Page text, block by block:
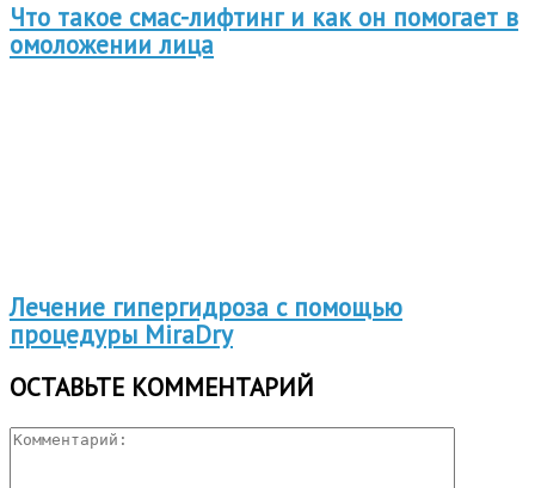
Что такое смас-лифтинг и как он помогает в
омоложении лица
Лечение гипергидроза с помощью
процедуры MiraDry
ОСТАВЬТЕ КОММЕНТАРИЙ